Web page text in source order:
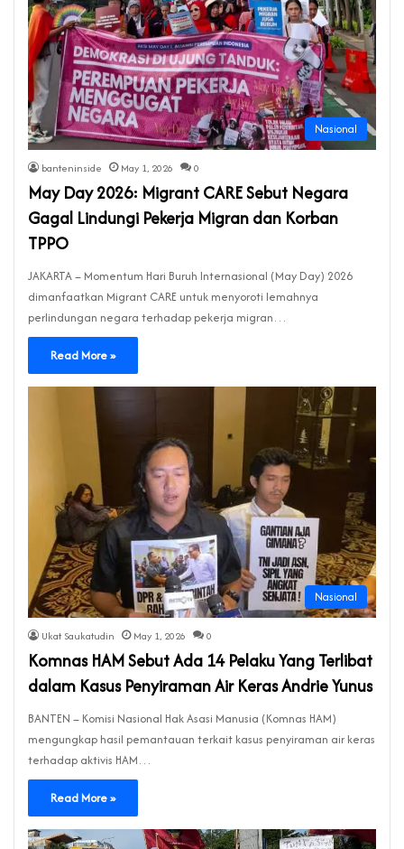
Nasional
banteninside May 1, 2026 0
May Day 2026: Migrant CARE Sebut Negara
Gagal Lindungi Pekerja Migran dan Korban
TPPO
JAKARTA – Momentum Hari Buruh Internasional (May Day) 2026
dimanfaatkan Migrant CARE untuk menyoroti lemahnya
perlindungan negara terhadap pekerja migran…
Read More »
Nasional
Ukat Saukatudin May 1, 2026 0
Komnas HAM Sebut Ada 14 Pelaku Yang Terlibat
dalam Kasus Penyiraman Air Keras Andrie Yunus
BANTEN – Komisi Nasional Hak Asasi Manusia (Komnas HAM)
mengungkap hasil pemantauan terkait kasus penyiraman air keras
terhadap aktivis HAM…
Read More »